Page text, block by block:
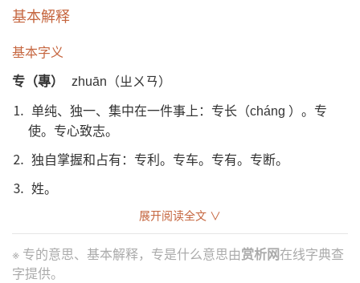
基本解释
基本字义
专（專）
zhuān（ㄓㄨㄢ）
⒈ 单纯、独一、集中在一件事上：专长（cháng ）。专
使。专心致志。
⒉ 独自掌握和占有：专利。专车。专有。专断。
⒊ 姓。
專 叀 専
汉英互译
展开阅读全文 ∨
※ 专的意思、基本解释，专是什么意思由赏析网在线字典查
字提供。